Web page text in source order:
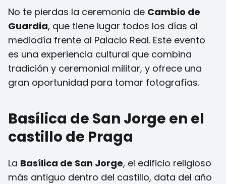
No te pierdas la ceremonia de Cambio de
Guardia, que tiene lugar todos los días al
mediodía frente al Palacio Real. Este evento
es una experiencia cultural que combina
tradición y ceremonial militar, y ofrece una
gran oportunidad para tomar fotografías.
Basílica de San Jorge en el
castillo de Praga
La Basílica de San Jorge, el edificio religioso
más antiguo dentro del castillo, data del año